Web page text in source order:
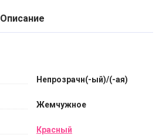
Описание
Непрозрачн(-ый)/(-ая)
Жемчужное
Красный